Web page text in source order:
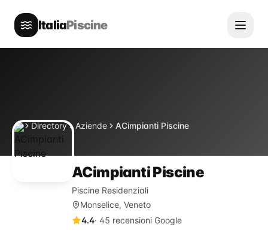
ItaliaPiscine
HomeDirectory Aziende ACimpianti Piscine
ACimpianti Piscine
Piscine Residenziali
Monselice, Veneto
4.4· 45 recensioni Google